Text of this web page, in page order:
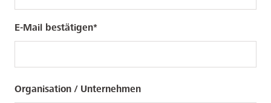
E-Mail bestätigen
Organisation / Unternehmen